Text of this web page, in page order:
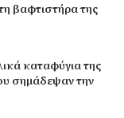
βαφτιστήρα της
καταφύγια της
σημάδεψαν την